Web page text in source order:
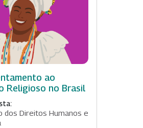
ao
Religioso no Brasil
dos Direitos Humanos e